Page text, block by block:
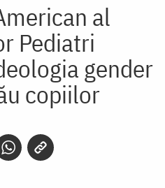
al
Pediatri
gender
copiilor